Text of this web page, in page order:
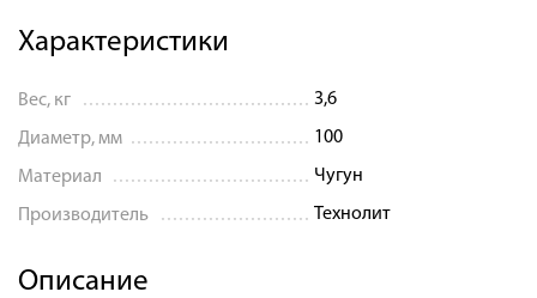
Характеристики
Вес, кг 3,6
Диаметр, мм 100
Материал Чугун
Производитель Технолит
Описание